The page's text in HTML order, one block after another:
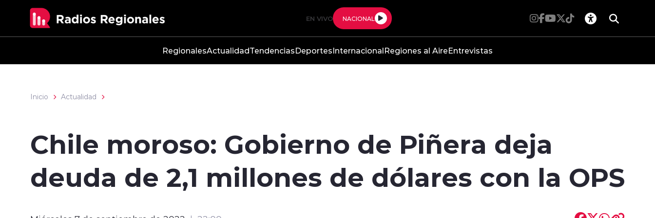
EN VIVO NACIONAL
RegionalesActualidadTendenciasDeportesInternacionalRegiones al AireEntrevistas
Inicio Actualidad
Chile moroso: Gobierno de Piñera deja
deuda de 2,1 millones de dólares con la OPS